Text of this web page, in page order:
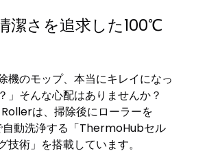
潔さを追求した100℃
機のモップ、本当にキレイになっ
」そんな心配はありませんか？
は、掃除後にローラーを
動洗浄する「ThermoHubセル
技術」を搭載しています。